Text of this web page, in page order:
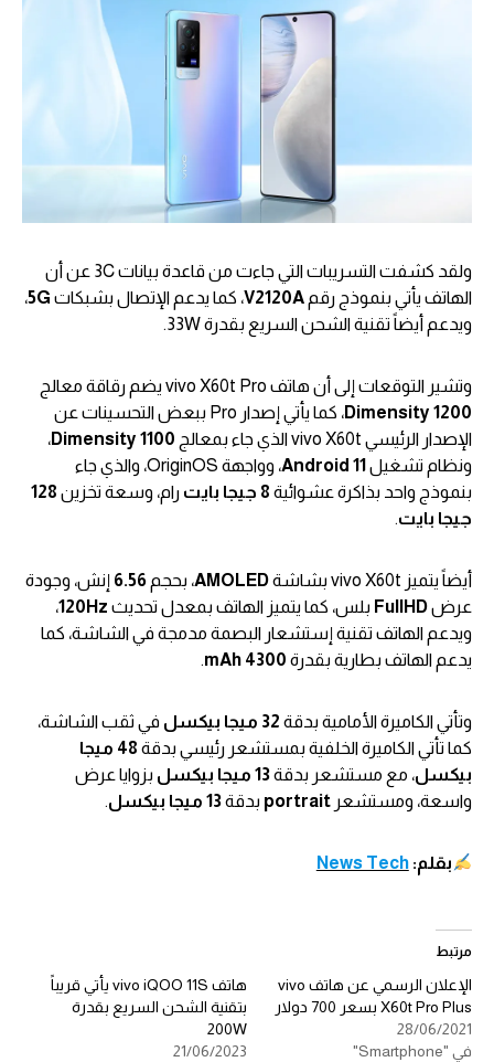
ولقد كشفت التسريبات التي جاءت من قاعدة بيانات 3C عن أن
الهاتف يأتي بنموذج رقم V2120A، كما يدعم الإتصال بشبكات 5G،
ويدعم أيضاً تقنية الشحن السريع بقدرة 33W.
وتشير التوقعات إلى أن هاتف vivo X60t Pro يضم رقاقة معالج
Dimensity 1200
، كما يأتي إصدار Pro ببعض التحسينات عن
الإصدار الرئيسي vivo X60t الذي جاء بمعالج
،
ونظام تشغيل
، وواجهة OriginOS، والذي جاء
بنموذج واحد بذاكرة عشوائية 8 جيجا بايت رام، وسعة تخزين 128
جيجا بايت.
أيضاً يتميز vivo X60t بشاشة AMOLED، بحجم 6.56 إنش، وجودة
عرضFullHD بلس، كما يتميز الهاتف بمعدل تحديث 120Hz،
ويدعم الهاتف تقنية إستشعار البصمة مدمجة في الشاشة، كما
يدعم الهاتف بطارية بقدرة 4300 mAh
.
وتأتي الكاميرة الأمامية بدقة 32 ميجا بيكسل
في ثقب الشاشة،
كما تأتي الكاميرة الخلفية بمستشعر رئيسي بدقة
48 ميجا
بيكسل، مع مستشعر بدقة13 ميجا بيكسل
بزوايا عرض
واسعة، ومستشعر portrait بدقة13 ميجا بيكسل .
بقلم:News Tech
مرتبط
الإعلان الرسمي عن هاتف vivo
X60t Pro Plus بسعر 700 دولار
28/06/2021
في "Smartphone"
هاتف vivo iQOO 11S يأتي قريباً
بتقنية الشحن السريع بقدرة
200W
21/06/2023